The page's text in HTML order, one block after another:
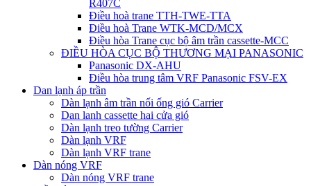
R407C
Điều hoà trane TTH-TWE-TTA
Điều hoà Trane WTK-MCD/MCX
Điều hòa Trane cục bộ âm trần cassette-MCC
ĐIỀU HÒA CỤC BỘ THƯƠNG MẠI PANASONIC
Panasonic DX-AHU
Điều hòa trung tâm VRF Panasonic FSV-EX
Dan lạnh áp trần
Dàn lạnh âm trần nối ống gió Carrier
Dan lanh cassette hai cửa gió
Dàn lạnh treo tường Carrier
Dàn lạnh VRF
Dàn lạnh VRF trane
Dàn nóng VRF
Dàn nóng VRF trane